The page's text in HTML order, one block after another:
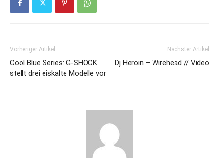
Vorheriger Artikel
Cool Blue Series: G-SHOCK
stellt drei eiskalte Modelle vor
Nächster Artikel
Dj Heroin – Wirehead // Video